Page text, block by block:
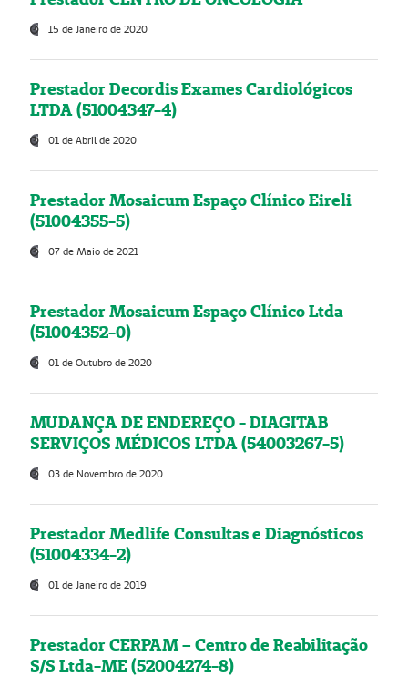
15 de Janeiro de 2020
Prestador Decordis Exames Cardiológicos
LTDA (51004347-4)
01 de Abril de 2020
Prestador Mosaicum Espaço Clínico Eireli
(51004355-5)
07 de Maio de 2021
Prestador Mosaicum Espaço Clínico Ltda
(51004352-0)
01 de Outubro de 2020
MUDANÇA DE ENDEREÇO - DIAGITAB
SERVIÇOS MÉDICOS LTDA (54003267-5)
03 de Novembro de 2020
Prestador Medlife Consultas e Diagnósticos
(51004334-2)
01 de Janeiro de 2019
Prestador CERPAM – Centro de Reabilitação
S/S Ltda-ME (52004274-8)